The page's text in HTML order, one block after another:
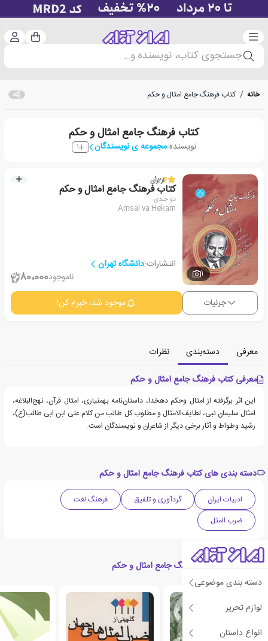
دسته‌بندی سبد
جستجوی کتاب، نویسنده و...
دسته بندی موضوعی
لوازم تحریر
انواع داستان
خانه / کتاب فرهنگ جامع امثال و حکم
کتاب فرهنگ جامع امثال و حکم
نویسنده:مجموعه ی نویسندگان 1
1
4از2رأی
کتاب فرهنگ جامع امثال و حکم
دو جلدی
Amsal va Hekam
انتشارات:دانشگاه تهران
ناموجود80،000
جزئیات موجود شد، خبرم کن!
معرفی دسته‌بندی
نظرات
معرفی کتاب فرهنگ جامع امثال و حکم
این اثر برگرفته از امثال وحکم دهخدا، داستان‌نامه بهمنیاری، امثال قرآن، نهج‌البلاغه،
امثال سلیمان نبی، لطایف‌الامثال و مطلوب کل طالب من کلام علی ابن ابی طالب(ع)،
رشید وطواط و آثار برخی دیگر از شاعران و نویسندگان است.
دسته بندی های کتاب فرهنگ جامع امثال و حکم
ادبیات ایران گردآوری و تلفیق
فرهنگ لغت
ضرب المثل
کتاب های مرتبط با فرهنگ جامع امثال و حکم